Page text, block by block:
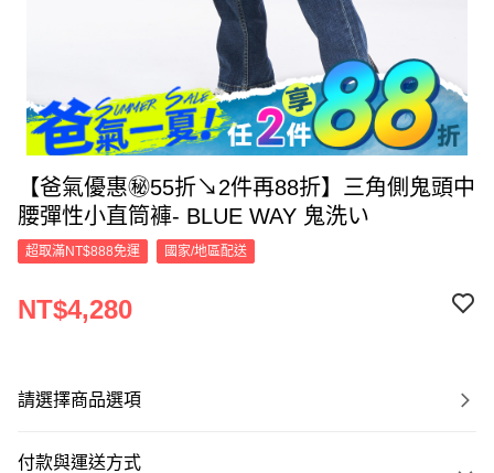
【爸氣優惠㊙55折↘2件再88折】三角側鬼頭中
腰彈性小直筒褲- BLUE WAY 鬼洗い
超取滿NT$888免運 國家/地區配送
NT$4,280
請選擇商品選項
付款與運送方式